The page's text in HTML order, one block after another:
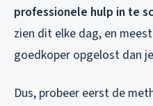
professionele hulp in te
zien dit elke dag, en
goedkoper opgelost dan
Dus, probeer eerst de